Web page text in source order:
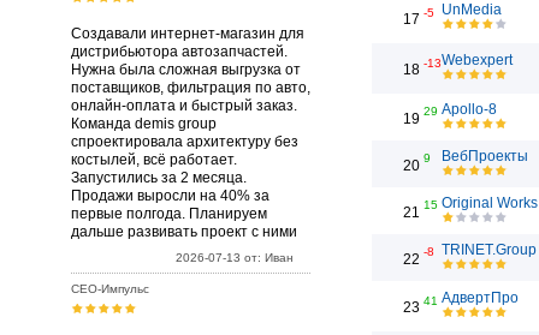
Создавали интернет-магазин для
дистрибьютора автозапчастей.
Нужна была сложная выгрузка от
поставщиков, фильтрация по авто,
онлайн-оплата и быстрый заказ.
Команда demis group
спроектировала архитектуру без
костылей, всё работает.
Запустились за 2 месяца.
Продажи выросли на 40% за
первые полгода. Планируем
дальше развивать проект с ними
2026-07-13 от: Иван
СЕО-Импульс
17 -5 UnMedia
18 -13Webexpert
19 29 Apollo-8
20 9 ВебПроекты
21 15 Original Works
22 -8 TRINET.Group
23 41 АдвертПро